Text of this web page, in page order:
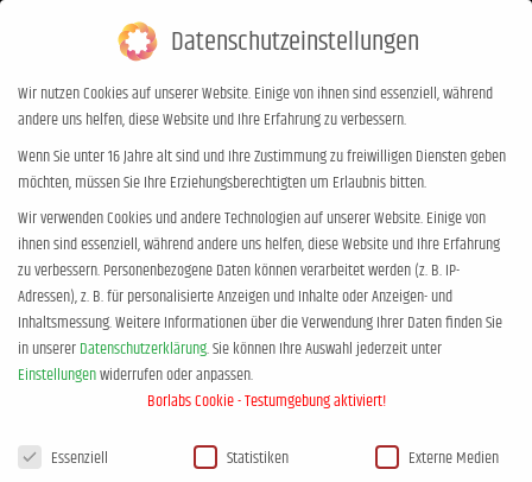
0,00€
jan-uwerogge-gelassen-grenzen-
setzen-widerspruch-1
Sie befinden sich hier:
Start jan-uwerogge-gelassen-grenzen-setzen-widerspruch-1
Datenschutzeinstellungen
Wir nutzen Cookies auf unserer Website. Einige von ihnen sind essenziell, während
andere uns helfen, diese Website und Ihre Erfahrung zu verbessern.
Wenn Sie unter 16 Jahre alt sind und Ihre Zustimmung zu freiwilligen Diensten geben
möchten, müssen Sie Ihre Erziehungsberechtigten um Erlaubnis bitten.
Wir verwenden Cookies und andere Technologien auf unserer Website. Einige von
ihnen sind essenziell, während andere uns helfen, diese Website und Ihre Erfahrung
zu verbessern.Personenbezogene Daten können verarbeitet werden (z. B. IP-
Adressen), z. B. für personalisierte Anzeigen und Inhalte oder Anzeigen- und
Inhaltsmessung.Weitere Informationen über die Verwendung Ihrer Daten finden Sie
in unsererDatenschutzerklärung.Sie können Ihre Auswahl jederzeit unter
Einstellungenwiderrufen oder anpassen.
Borlabs Cookie - Testumgebung aktiviert!
Datenschutzeinstellungen
Essenziell Statistiken Externe Medien